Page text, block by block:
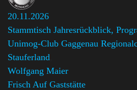
20.11.2026
Stammtisch Jahresrückblick,
Unimog-Club Gaggenau
Stauferland
Wolfgang Maier
Frisch Auf Gaststätte